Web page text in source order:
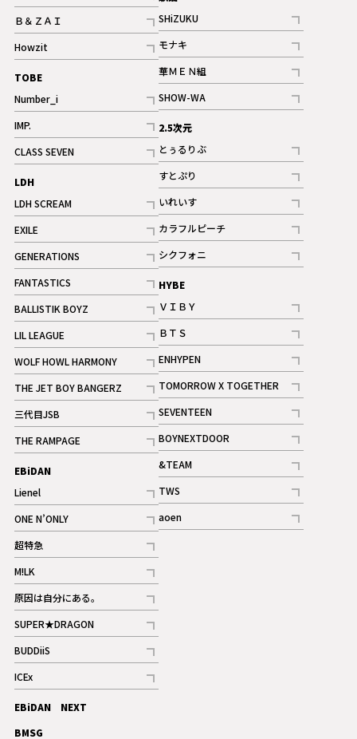
記事
Ｂ＆ＺＡＩ
記事
Howzit
記事
TOBE
Number_i
記事
IMP.
記事
CLASS SEVEN
記事
LDH
LDH SCREAM
記事
EXILE
記事
GENERATIONS
記事
FANTASTICS
記事
BALLISTIK BOYZ
記事
LIL LEAGUE
記事
WOLF HOWL HARMONY
記事
THE JET BOY BANGERZ
記事
三代目JSB
記事
THE RAMPAGE
記事
ギャラリー
EBiDAN
Lienel
記事
ONE N’ONLY
記事
超特急
記事
M!LK
記事
原因は自分にある。
記事
SUPER★DRAGON
記事
BUDDiiS
記事
ICEx
記事
EBiDAN NEXT
BMSG
SHiZUKU
記事
モナキ
記事
華ＭＥＮ組
記事
SHOW-WA
記事
2.5次元
とぅるりぶ
記事
すとぷり
記事
ギャラリー
いれいす
記事
ギャラリー
カラフルピーチ
記事
シクフォニ
記事
HYBE
ＶＩＢＹ
記事
ＢＴＳ
記事
ENHYPEN
記事
TOMORROW X TOGETHER
記事
ギャラリー
SEVENTEEN
記事
BOYNEXTDOOR
記事
&TEAM
記事
TWS
記事
aoen
記事